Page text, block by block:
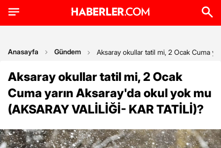
Anasayfa Gündem Aksaray okullar tatil mi, 2 Ocak Cuma
Aksaray okullar tatil mi, 2 Ocak
Cuma yarın Aksaray'da okul yok mu
(AKSARAY VALİLİĞİ- KAR TATİLİ)?